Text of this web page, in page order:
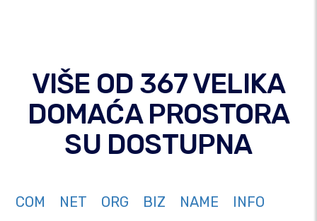
VIŠE OD 367 VELIKA
DOMAĆA PROSTORA
SU DOSTUPNA
COM NET ORG BIZ NAME
INFO